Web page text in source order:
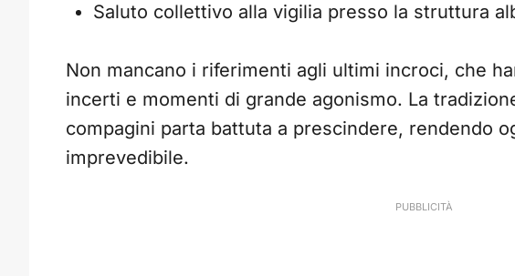
Saluto collettivo alla vigilia presso la struttura
Non mancano i riferimenti agli ultimi incroci, che
incerti e momenti di grande agonismo. La
compagini parta battuta a prescindere, rendendo
imprevedibile.